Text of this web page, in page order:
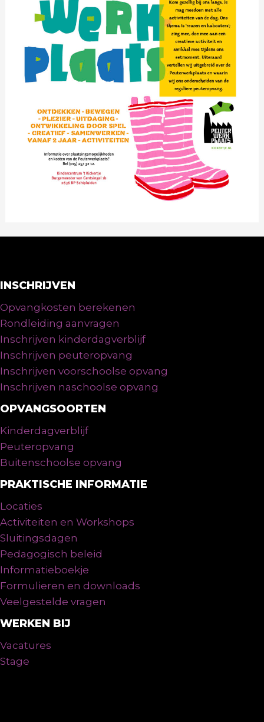
INSCHRIJVEN
Opvangkosten berekenen
Rondleiding aanvragen
Inschrijven kinderdagverblijf
Inschrijven peuteropvang
Inschrijven voorschoolse opvang
Inschrijven naschoolse opvang
OPVANGSOORTEN
Kinderdagverblijf
Peuteropvang
Buitenschoolse opvang
PRAKTISCHE INFORMATIE
Locaties
Activiteiten en Workshops
Sluitingsdagen
Pedagogisch beleid
Informatieboekje
Formulieren en downloads
Veelgestelde vragen
WERKEN BIJ
Vacatures
Stage